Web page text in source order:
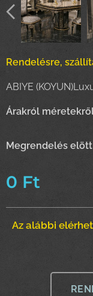
Rendelésre,
ABIYE
Árakról
Megrendelés
0 Ft
Az alábbi